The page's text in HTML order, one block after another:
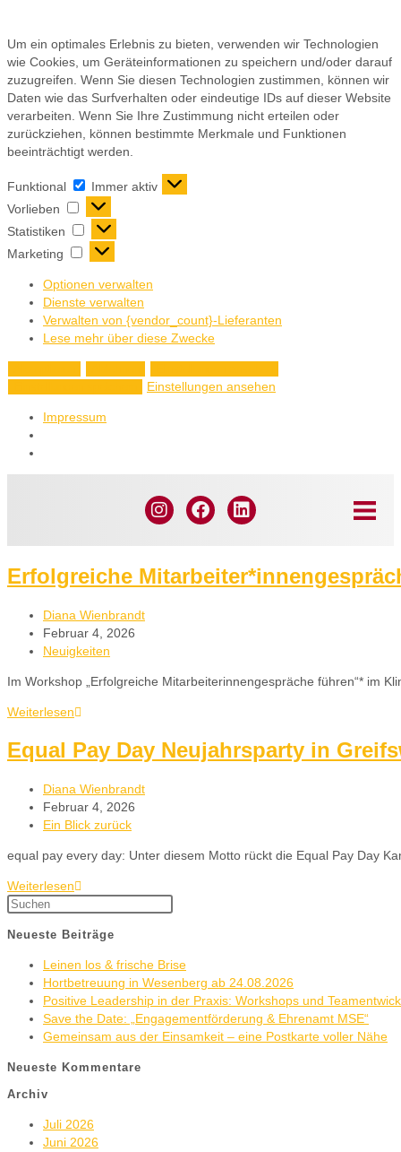
Um ein optimales Erlebnis zu bieten, verwenden wir Technologien
wie Cookies, um Geräteinformationen zu speichern und/oder darauf
zuzugreifen. Wenn Sie diesen Technologien zustimmen, können wir
Daten wie das Surfverhalten oder eindeutige IDs auf dieser Website
verarbeiten. Wenn Sie Ihre Zustimmung nicht erteilen oder
zurückziehen, können bestimmte Merkmale und Funktionen
beeinträchtigt werden.
Funktional
Immer aktiv
Vorlieben
Statistiken
Marketing
Optionen verwalten
Dienste verwalten
Verwalten von {vendor_count}-Lieferanten
Lese mehr über diese Zwecke
Einstellungen ansehen
Impressum
Erfolgreiche
Diana Wienbrandt
Februar 4, 2026
Neuigkeiten
Im Workshop „Erfolgreiche Mitarbeiterinnengespräche führen“* im
Weiterlesen
Equal Pay Day Neujahrsparty in
Diana Wienbrandt
Februar 4, 2026
Ein Blick zurück
equal pay every day: Unter diesem Motto rückt die Equal Pay Day
Weiterlesen
Neueste Beiträge
Leinen los & frische Brise
Hortbetreuung in Wesenberg ab 24.08.2026
Positive Leadership in der Praxis: Workshops und
Save the Date: „Engagementförderung & Ehrenamt MSE“
Gemeinsam aus der Einsamkeit – eine Postkarte voller Nähe
Neueste Kommentare
Archiv
Juli 2026
Juni 2026